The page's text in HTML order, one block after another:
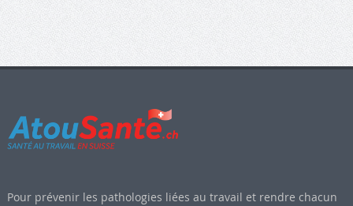
Pour prévenir les pathologies liées au travail et rendre chacun